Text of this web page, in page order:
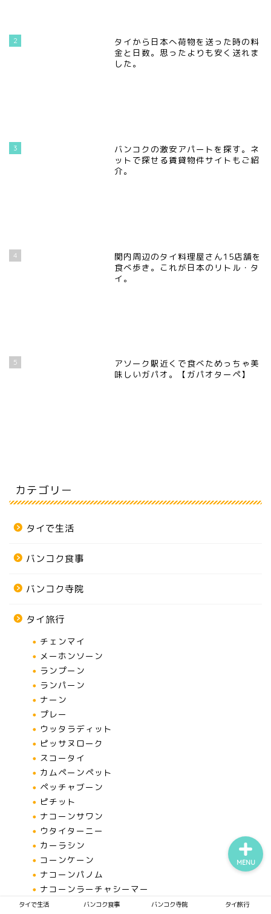
2
タイから日本へ荷物を送った時の料
金と日数。思ったよりも安く送れま
した。
3
バンコクの激安アパートを探す。ネ
ットで探せる賃貸物件サイトもご紹
介。
4
関内周辺のタイ料理屋さん15店舗を
食べ歩き。これが日本のリトル・タ
イ。
5
アソーク駅近くで食べためっちゃ美
味しいガパオ。【ガパオターペ】
カテゴリー
タイで生活
バンコク食事
バンコク寺院
タイ旅行
チェンマイ
メーホンソーン
ランプーン
ランパーン
ナーン
プレー
ウッタラディット
ピッサヌローク
スコータイ
カムペーンペット
ペッチャブーン
ピチット
ナコーンサワン
ウタイターニー
カーラシン
コーンケーン
ナコーンパノム
ナコーンラーチャシーマー
ブンカーン
タイで生活 バンコク食事 バンコク寺院 タイ旅行
MENU